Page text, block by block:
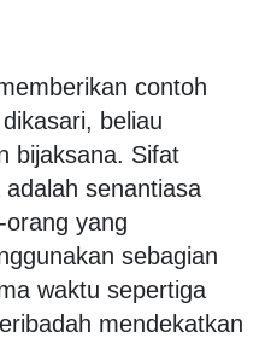
contoh
beliau
bijaksana. Sifat
senantiasa
yang
sebagian
waktu sepertiga
mendekatkan